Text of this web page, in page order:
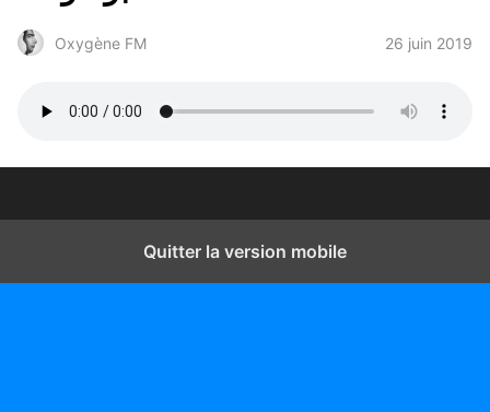
Oxygène FM 26 juin 2019
Quitter la version mobile